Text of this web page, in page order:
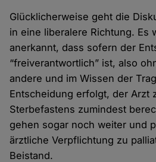
Glücklicherweise geht die
in eine liberalere Richtung. Es
anerkannt, dass sofern der
“freiverantwortlich” ist, also
andere und im Wissen der
Entscheidung erfolgt, der Arzt
Sterbefastens zumindest
gehen sogar noch weiter und
ärztliche Verpflichtung zu
Beistand.